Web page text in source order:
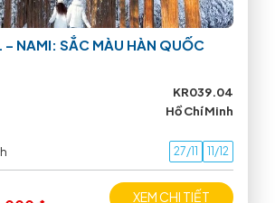
– NAMI: SẮC MÀU HÀN QUỐC
KR039.04
Hồ Chí Minh
27/11 11/12
XEM CHI TIẾT